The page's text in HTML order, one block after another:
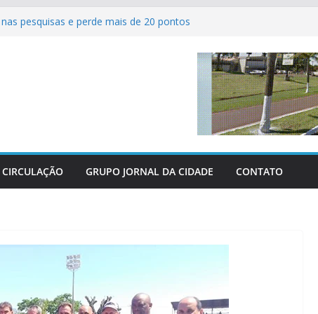
pesquisas e perde mais de 20 pontos
agrícolas revolucionam atendimento aos
Oeste
perderam as últimas três grandes guerras
Federação e reafirma apoio total
CIRCULAÇÃO GRUPO JORNAL DA CIDADE CONTATO